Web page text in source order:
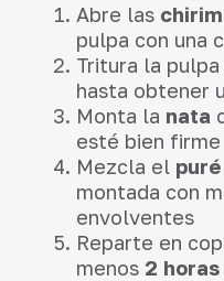
Abre las
pulpa con una
Tritura la
hasta obtener
Monta la nata
esté bien firme
Mezcla el
montada con
envolventes
Reparte en
menos 2 horas